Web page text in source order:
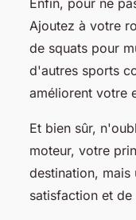
Ajoutez à votre
de squats pour
d'autres sports
améliorent votre
Et bien sûr,
moteur, votre
destination,
satisfaction et